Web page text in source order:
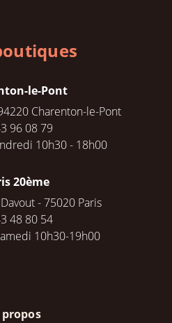
le-Pont
Charenton-le-Pont
96 08 79
10h30 - 18h00
20ème
- 75020 Paris
48 80 54
10h30-19h00
propos